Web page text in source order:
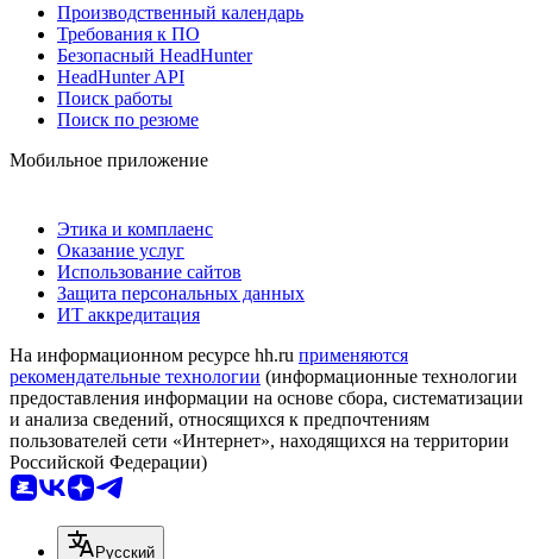
Производственный календарь
Требования к ПО
Безопасный HeadHunter
HeadHunter API
Поиск работы
Поиск по резюме
Мобильное приложение
Этика и комплаенс
Оказание услуг
Использование сайтов
Защита персональных данных
ИТ аккредитация
На информационном ресурсе hh.ru применяются
рекомендательные технологии (информационные технологии
предоставления информации на основе сбора, систематизации
и анализа сведений, относящихся к предпочтениям
пользователей сети «Интернет», находящихся на территории
Российской Федерации)
Русский